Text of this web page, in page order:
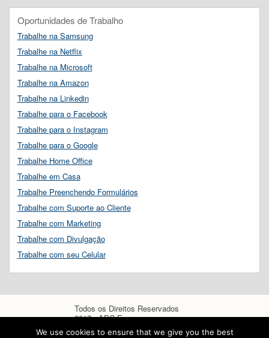
Oportunidades de Trabalho
Trabalhe na Samsung
Trabalhe na Netflix
Trabalhe na Microsoft
Trabalhe na Amazon
Trabalhe na Linkedin
Trabalhe para o Facebook
Trabalhe para o Instagram
Trabalhe para o Google
Trabalhe Home Office
Trabalhe em Casa
Trabalhe Preenchendo Formulários
Trabalhe com Suporte ao Cliente
Trabalhe com Marketing
Trabalhe com Divulgação
Trabalhe com seu Celular
Todos os Direitos Reservados
2017 - ABC Empregos
We use cookies to ensure that we give you the best